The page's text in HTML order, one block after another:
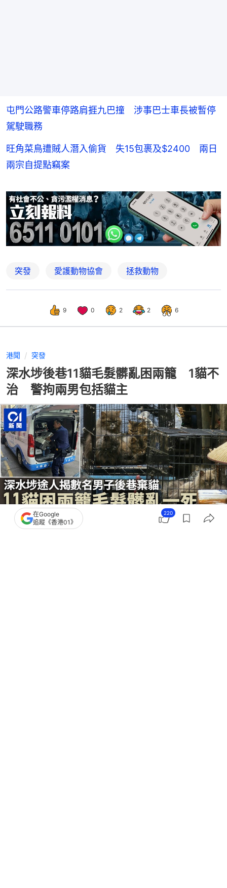
屯門公路警車停路肩捱九巴撞 涉事巴士車長被暫停
駕駛職務
旺角菜鳥遭賊人潛入偷貨 失15包裹及$2400 兩日
兩宗自提點竊案
突發 愛護動物協會 拯救動物
9 0 2 2 6
港聞 突發
深水埗後巷11貓毛髮髒亂困兩籠 1貓不
治 警拘兩男包括貓主
在Google
追蹤《香港01》
220